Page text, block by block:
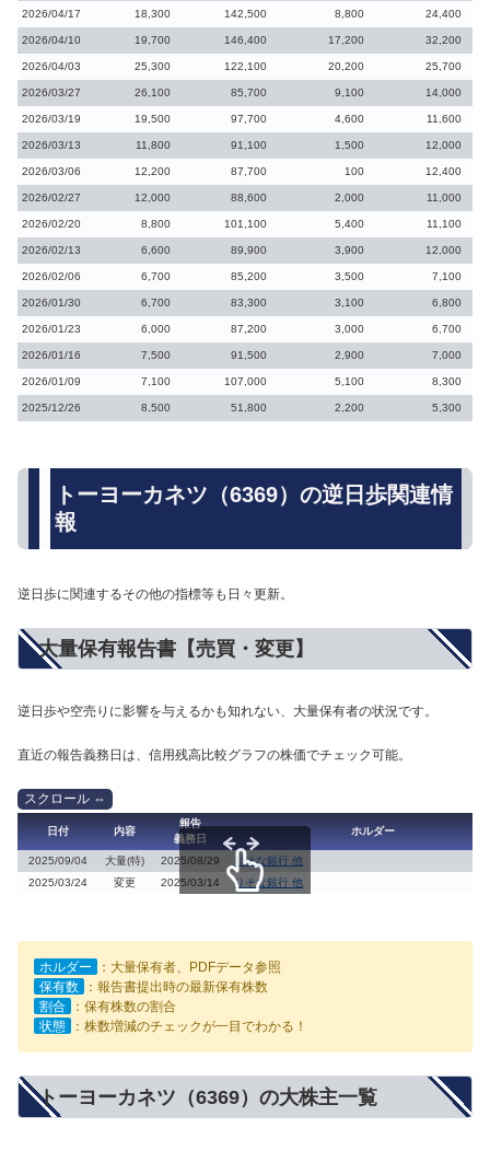
2026/04/17 18,300 142,500 8,800 24,400
2026/04/10 19,700 146,400 17,200 32,200
2026/04/03 25,300 122,100 20,200 25,700
2026/03/27 26,100 85,700 9,100 14,000
2026/03/19 19,500 97,700 4,600 11,600
2026/03/13 11,800 91,100 1,500 12,000
2026/03/06 12,200 87,700 100 12,400
2026/02/27 12,000 88,600 2,000 11,000
2026/02/20 8,800 101,100 5,400 11,100
2026/02/13 6,600 89,900 3,900 12,000
2026/02/06 6,700 85,200 3,500 7,100
2026/01/30 6,700 83,300 3,100 6,800
2026/01/23 6,000 87,200 3,000 6,700
2026/01/16 7,500 91,500 2,900 7,000
2026/01/09 7,100 107,000 5,100 8,300
2025/12/26 8,500 51,800 2,200 5,300
トーヨーカネツ（6369）の逆日歩関連情
報
逆日歩に関連するその他の指標等も日々更新。
大量保有報告書【売買・変更】
逆日歩や空売りに影響を与えるかも知れない、大量保有者の状況です。
直近の報告義務日は、信用残高比較グラフの株価でチェック可能。
日付 内容
報告
義務日
ホルダー
2025/09/04 大量(特) 2025/08/29
りそな銀行 他
2025/03/24
変更 2025/03/14
りそな銀行 他
ホルダー
：大量保有者、PDFデータ参照
保有数
：報告書提出時の最新保有株数
割合
：保有株数の割合
状態
：株数増減のチェックが一目でわかる！
トーヨーカネツ（6369）の大株主一覧